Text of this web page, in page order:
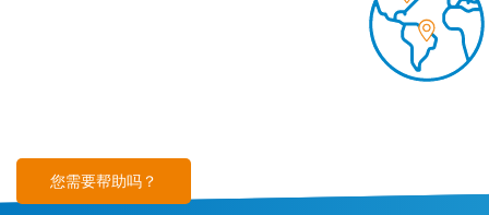
您需要帮助吗？
空调
技
见解
Footer
免责声明 Cookies 文件 沪ICP备2023025212号 隐